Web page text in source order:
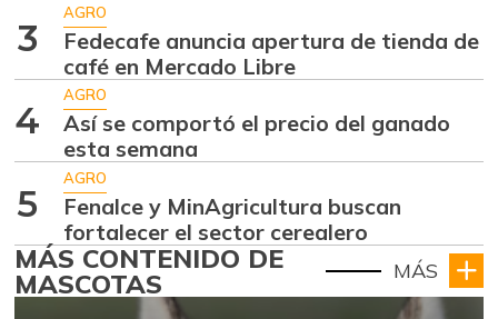
3
AGRO
Fedecafe anuncia apertura de tienda de
café en Mercado Libre
4
AGRO
Así se comportó el precio del ganado
esta semana
5
AGRO
Fenalce y MinAgricultura buscan
fortalecer el sector cerealero
MÁS CONTENIDO DE
MASCOTAS MÁS